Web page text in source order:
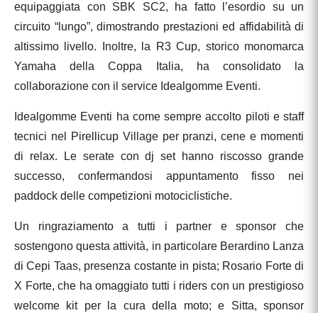
equipaggiata con SBK SC2, ha fatto l’esordio su un
circuito “lungo”, dimostrando prestazioni ed affidabilità di
altissimo livello. Inoltre, la R3 Cup, storico monomarca
Yamaha della Coppa Italia, ha consolidato la
collaborazione con il service Idealgomme Eventi.
Idealgomme Eventi ha come sempre accolto piloti e staff
tecnici nel Pirellicup Village per pranzi, cene e momenti
di relax. Le serate con dj set hanno riscosso grande
successo, confermandosi appuntamento fisso nei
paddock delle competizioni motociclistiche.
Un ringraziamento a tutti i partner e sponsor che
sostengono questa attività, in particolare Berardino Lanza
di Cepi Taas, presenza costante in pista; Rosario Forte di
X Forte, che ha omaggiato tutti i riders con un prestigioso
welcome kit per la cura della moto; e Sitta, sponsor